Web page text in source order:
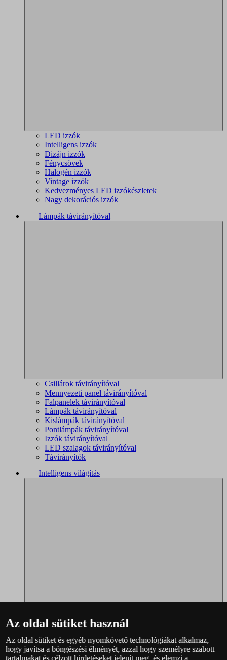
LED izzók
Intelligens izzók
Dizájn izzók
Fénycsövek
Halogén izzók
Vintage izzók
Kedvezményes LED izzókészletek
Nagy dekorációs izzók
Lámpák távirányítóval
Csillárok távirányítóval
Mennyezeti panel távirányítóval
Falpanelek távirányítóval
Lámpák távirányítóval
Kislámpák távirányítóval
Pontlámpák távirányítóval
Izzók távirányítóval
LED szalagok távirányítóval
Távirányítók
Intelligens világítás
Philips Hue – teljes választék
Immax NEO - teljes választék
Az oldal sütiket használ
Az oldal sütiket és egyéb nyomkövető technológiákat alkalmaz,
hogy javítsa a böngészési élményét, azzal hogy személyre szabott
tartalmakat és célzott hirdetéseket jelenít meg, és elemzi a